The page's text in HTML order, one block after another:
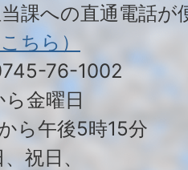
課への直通電話が
ちら）
76-1002
金曜日
ら午後5時15分
祝日、